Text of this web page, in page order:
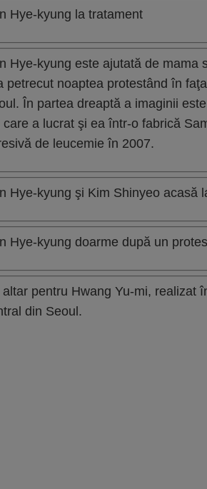
Hye-kyung la tratament
Hye-kyung este ajutată de mama
petrecut noaptea protestând în
În partea dreaptă a imaginii
care a lucrat şi ea într-o fabrică
de leucemie în 2007.
Hye-kyung şi Kim Shinyeo acasă
Hye-kyung doarme după un
altar pentru Hwang Yu-mi, realizat
din Seoul.